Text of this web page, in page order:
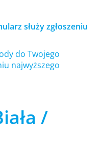
służy zgłoszeniu
do Twojego
najwyższego
/